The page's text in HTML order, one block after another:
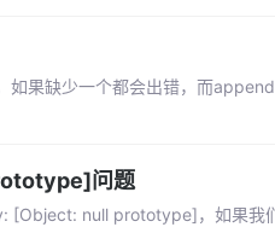
缺少一个都会出错，而append
问题
[Object: null prototype]，如果